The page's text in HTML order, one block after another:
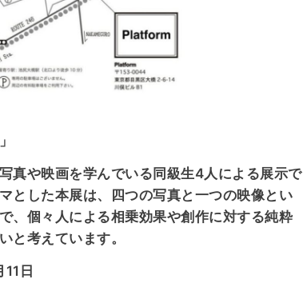
真や映画を学んでいる同級生4人による展示で
とした本展は、四つの写真と一つの映像とい
、個々人による相乗効果や創作に対する純粋
と考えています。
日